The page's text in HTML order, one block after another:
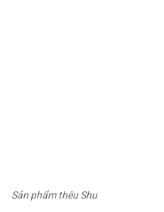
Sản phẩm thêu Shu